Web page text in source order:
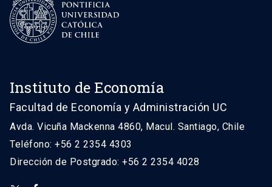
Instituto de Economía
Facultad de Economía y Administración UC
Avda. Vicuña Mackenna 4860, Macul. Santiago, Chile
Teléfono: +56 2 2354 4303
Dirección de Postgrado: +56 2 2354 4028